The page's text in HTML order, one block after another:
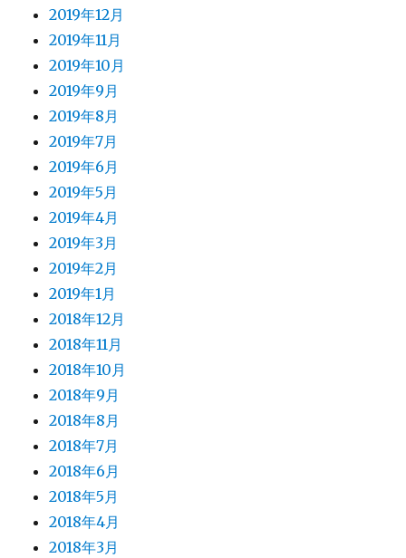
2019年12月
2019年11月
2019年10月
2019年9月
2019年8月
2019年7月
2019年6月
2019年5月
2019年4月
2019年3月
2019年2月
2019年1月
2018年12月
2018年11月
2018年10月
2018年9月
2018年8月
2018年7月
2018年6月
2018年5月
2018年4月
2018年3月